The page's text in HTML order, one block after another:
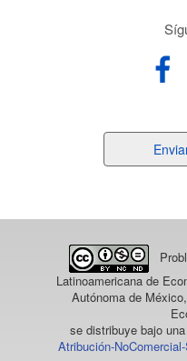
un
Latinoamericana de
Autónoma de
se distribuye bajo una
Atribución-